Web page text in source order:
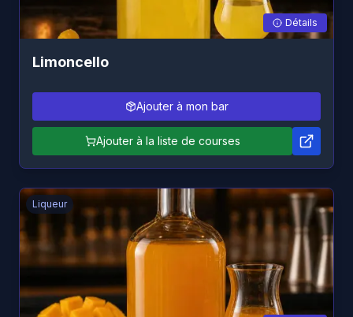
Détails
Limoncello
Ajouter à mon bar
Ajouter à la liste de courses
Liqueur